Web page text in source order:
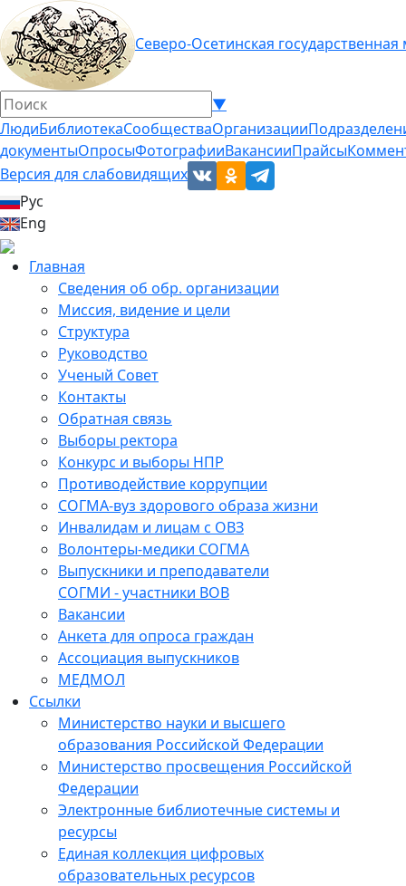
Северо-Осетинская
▼
ЛюдиБиблиотекаСообществаОрганизации
документыОпросыФотографииВакансииПрайсы
Версия для слабовидящих
Рус
Eng
Главная
Сведения об обр. организации
Миссия, видение и цели
Структура
Руководство
Ученый Совет
Контакты
Обратная связь
Выборы ректора
Конкурс и выборы НПР
Противодействие коррупции
СОГМА-вуз здорового образа жизни
Инвалидам и лицам с ОВЗ
Волонтеры-медики СОГМА
Выпускники и преподаватели
СОГМИ - участники ВОВ
Вакансии
Анкета для опроса граждан
Ассоциация выпускников
МЕДМОЛ
Ссылки
Министерство науки и высшего
образования Российской Федерации
Министерство просвещения Российской
Федерации
Электронные библиотечные системы и
ресурсы
Единая коллекция цифровых
образовательных ресурсов